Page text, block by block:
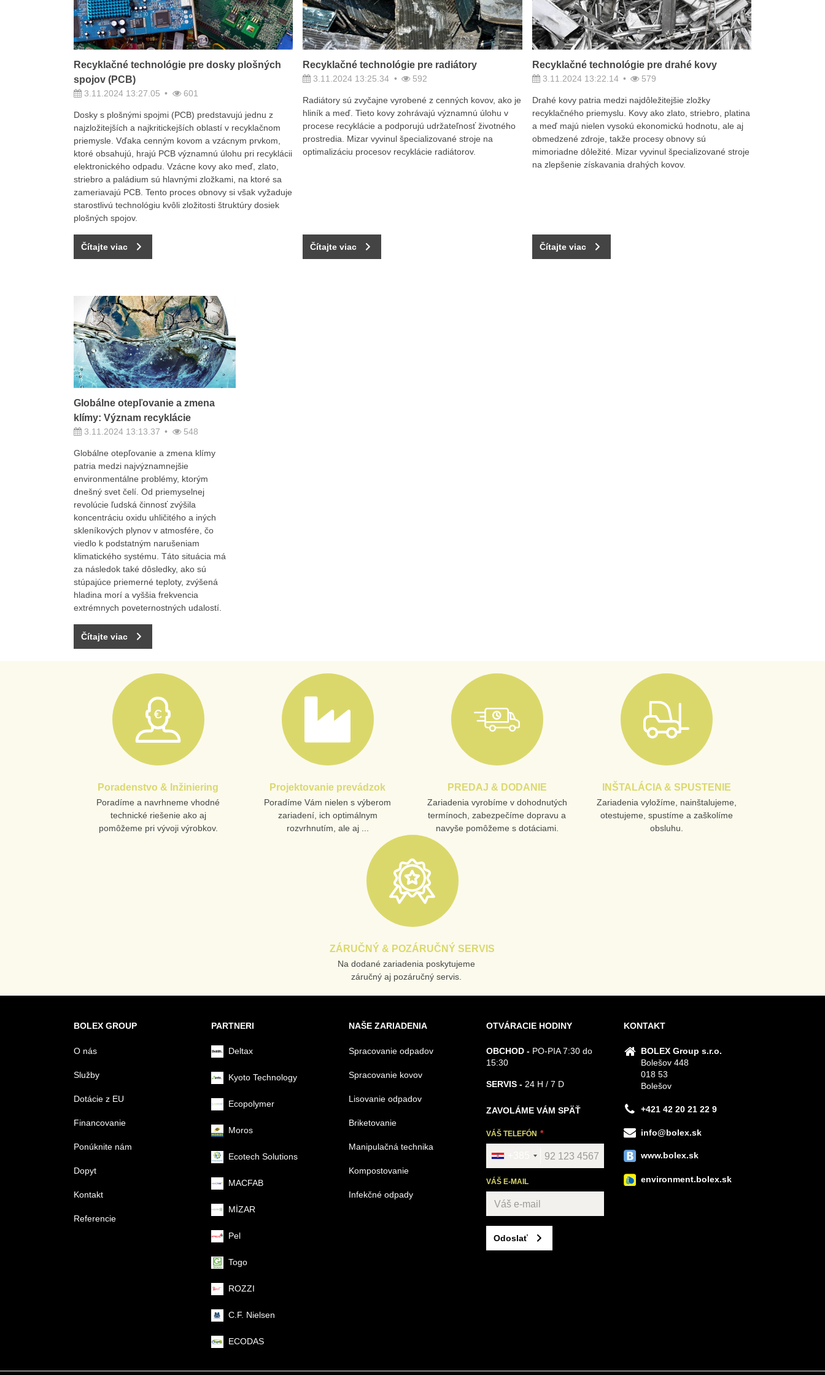
Recyklačné technológie pre dosky plošných
spojov (PCB)
3.11.2024 13:27.05 601
Dosky s plošnými spojmi (PCB) predstavujú jednu z
najzložitejších a najkritickejších oblastí v recyklačnom
priemysle. Vďaka cenným kovom a vzácnym prvkom,
ktoré obsahujú, hrajú PCB významnú úlohu pri recyklácii
elektronického odpadu. Vzácne kovy ako meď, zlato,
striebro a paládium sú hlavnými zložkami, na ktoré sa
zameriavajú PCB. Tento proces obnovy si však vyžaduje
starostlivú technológiu kvôli zložitosti štruktúry dosiek
plošných spojov.
Čítajte viac
Recyklačné technológie pre radiátory
3.11.2024 13:25.34 592
Radiátory sú zvyčajne vyrobené z cenných kovov, ako je
hliník a meď. Tieto kovy zohrávajú významnú úlohu v
procese recyklácie a podporujú udržateľnosť životného
prostredia. Mizar vyvinul špecializované stroje na
optimalizáciu procesov recyklácie radiátorov.
Čítajte viac
Recyklačné technológie pre drahé kovy
3.11.2024 13:22.14 579
Drahé kovy patria medzi najdôležitejšie zložky
recyklačného priemyslu. Kovy ako zlato, striebro, platina
a meď majú nielen vysokú ekonomickú hodnotu, ale aj
obmedzené zdroje, takže procesy obnovy sú
mimoriadne dôležité. Mizar vyvinul špecializované stroje
na zlepšenie získavania drahých kovov.
Čítajte viac
Globálne otepľovanie a zmena
klímy: Význam recyklácie
3.11.2024 13:13.37 548
Globálne otepľovanie a zmena klímy
patria medzi najvýznamnejšie
environmentálne problémy, ktorým
dnešný svet čelí. Od priemyselnej
revolúcie ľudská činnosť zvýšila
koncentráciu oxidu uhličitého a iných
skleníkových plynov v atmosfére, čo
viedlo k podstatným narušeniam
klimatického systému. Táto situácia má
za následok také dôsledky, ako sú
stúpajúce priemerné teploty, zvýšená
hladina morí a vyššia frekvencia
extrémnych poveternostných udalostí.
Čítajte viac
Poradenstvo & Inžiniering
Poradíme a navrhneme vhodné
technické riešenie ako aj
pomôžeme pri vývoji výrobkov.
Projektovanie prevádzok
Poradíme Vám nielen s výberom
zariadení, ich optimálnym
rozvrhnutím, ale aj ...
PREDAJ & DODANIE
Zariadenia vyrobíme v dohodnutých
termínoch, zabezpečíme dopravu a
navyše pomôžeme s dotáciami.
INŠTALÁCIA & SPUSTENIE
Zariadenia vyložíme, nainštalujeme,
otestujeme, spustíme a zaškolíme
obsluhu.
ZÁRUČNÝ & POZÁRUČNÝ SERVIS
Na dodané zariadenia poskytujeme
záručný aj pozáručný servis.
BOLEX GROUP
O nás
Služby
Dotácie z EU
Financovanie
Ponúknite nám
Dopyt
Kontakt
Referencie
PARTNERI
Deltax
Kyoto Technology
Ecopolymer
Moros
Ecotech Solutions
MACFAB
MİZAR
Pel
Togo
ROZZI
C.F. Nielsen
ECODAS
NAŠE ZARIADENIA
Spracovanie odpadov
Spracovanie kovov
Lisovanie odpadov
Briketovanie
Manipulačná technika
Kompostovanie
Infekčné odpady
OTVÁRACIE HODINY
OBCHOD - PO-PIA 7:30 do
15:30
SERVIS - 24 H / 7 D
ZAVOLÁME VÁM SPÄŤ
VÁŠ TELEFÓN
VÁŠ E-MAIL
Odoslať
KONTAKT
BOLEX Group s.r.o.
Bolešov 448
018 53
Bolešov
+421 42 20 21 22 9
info@bolex.sk
www.bolex.sk
environment.bolex.sk